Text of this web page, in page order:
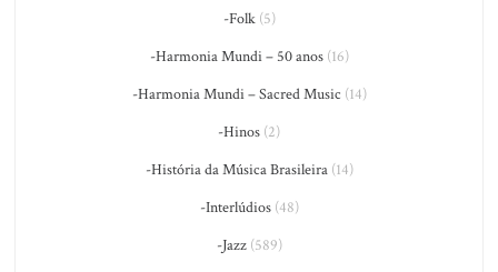
-Folk(5)
-Harmonia Mundi – 50 anos(16)
-Harmonia Mundi – Sacred Music (14)
-Hinos (2)
-História da Música Brasileira(14)
-Interlúdios(48)
-Jazz(589)